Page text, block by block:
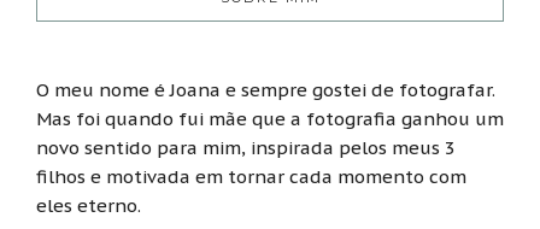
O meu nome é Joana e sempre gostei de fotografar.
Mas foi quando fui mãe que a fotografia ganhou um
novo sentido para mim, inspirada pelos meus 3
filhos e motivada em tornar cada momento com
eles eterno.